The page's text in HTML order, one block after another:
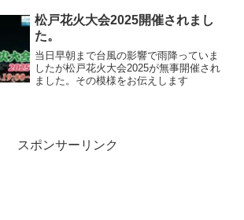
松戸花火大会2025開催されまし
た。
当日早朝まで台風の影響で雨降っていま
したが松戸花火大会2025が無事開催され
ました。その模様をお伝えします
スポンサーリンク